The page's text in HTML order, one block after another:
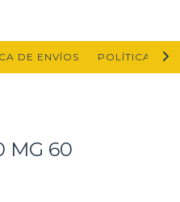
DE ENVÍOS POLÍTICA DE
MG 60